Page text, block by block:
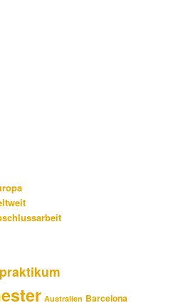
Australien Barcelona